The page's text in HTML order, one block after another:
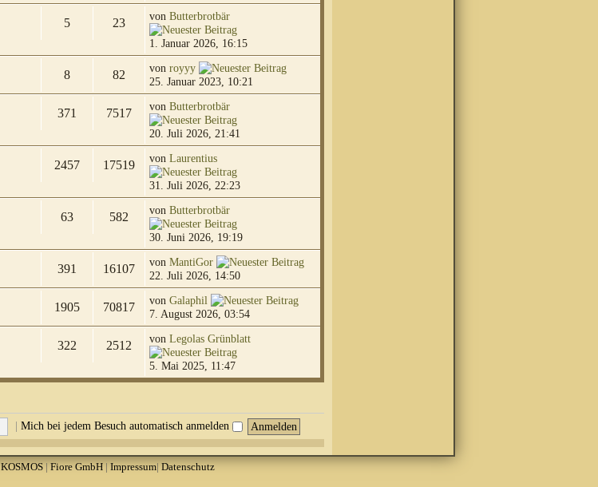
5 23 von Butterbrotbär
1. Januar 2026, 16:15
8 82 von royyy
25. Januar 2023, 10:21
371 7517 von Butterbrotbär
20. Juli 2026, 21:41
2457 17519 von Laurentius
31. Juli 2026, 22:23
63 582 von Butterbrotbär
30. Juni 2026, 19:19
391 16107 von MantiGor
22. Juli 2026, 14:50
1905 70817 von Galaphil
7. August 2026, 03:54
322 2512 von Legolas Grünblatt
5. Mai 2025, 11:47
| Mich bei jedem Besuch automatisch anmelden
KOSMOS| Fiore GmbH| Impressum| Datenschutz